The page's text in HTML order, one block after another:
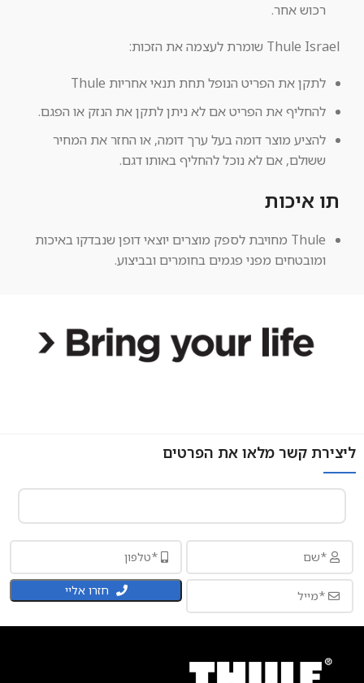
רכוש אחר.
Thule Israel שומרת לעצמה את הזכות:
לתקן את הפריט הנופל תחת תנאי אחריות Thule
להחליף את הפריט אם לא ניתן לתקן את הנזק או הפגם.
להציע מוצר דומה בעל ערך דומה, או החזר את המחיר
ששולם, אם לא נוכל להחליף באותו דגם.
תו איכות
Thule מחויבת לספק מוצרים יוצאי דופן שנבדקו באיכות
ומובטחים מפני פגמים בחומרים ובביצוע.
ליצירת קשר מלאו את הפרטים
חזרו אליי